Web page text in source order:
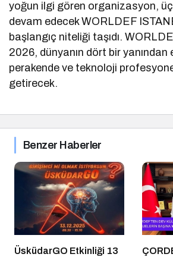
yoğun ilgi gören organizasyon,
devam edecek WORLDEF
başlangıç niteliği taşıdı.
2026, dünyanın dört bir
perakende ve teknoloji
getirecek.
Benzer Haberler
ÜsküdarGO Etkinliği 13